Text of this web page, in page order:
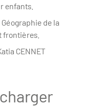
enfants.
Géographie de la
frontières.
CENNET